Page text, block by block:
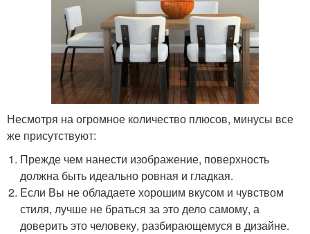
Несмотря на огромное количество плюсов, минусы все
же присутствуют:
Прежде чем нанести изображение, поверхность
должна быть идеально ровная и гладкая.
Если Вы не обладаете хорошим вкусом и чувством
стиля, лучше не браться за это дело самому, а
доверить это человеку, разбирающемуся в дизайне.